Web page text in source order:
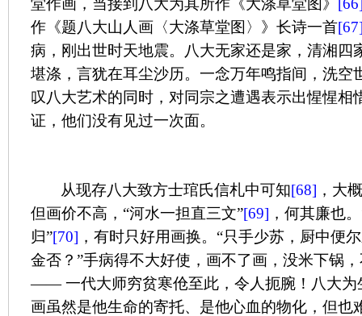
堂作画，当接到八大为其所作《大涤草堂图》
作《题八大山人画〈大涤草堂图〉》长诗一首
病，刚出世时天地震。八大无家还是家，清湘
堪涤，言犹在耳尘沙历。一念万年鸣指间，洗空
叹八大艺术的同时，对同宗之遭遇表示出惺惺相
证，他们没有见过一次面。
从现存八大致方士琯氏信札中可知[68] ，大
但画价不高，“河水一担直三文”[69] ，何其廉也
归”[70] ，有时只好用画换。“只手少苏，厨中便
金否？”手病得不大好使，画不了画，没米下锅
—— 一代大师穷贫寒伧至此，令人扼腕！八大
画虽然是他生命的寄托、是他心血的物化，但也